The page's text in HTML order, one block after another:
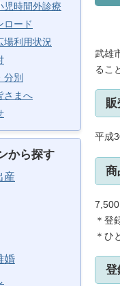
児時間外診療
ロード
場利用状況
分別
さまへ
から探す
産
婚
武雄
るこ
平成
商
＊登
＊ひ
登